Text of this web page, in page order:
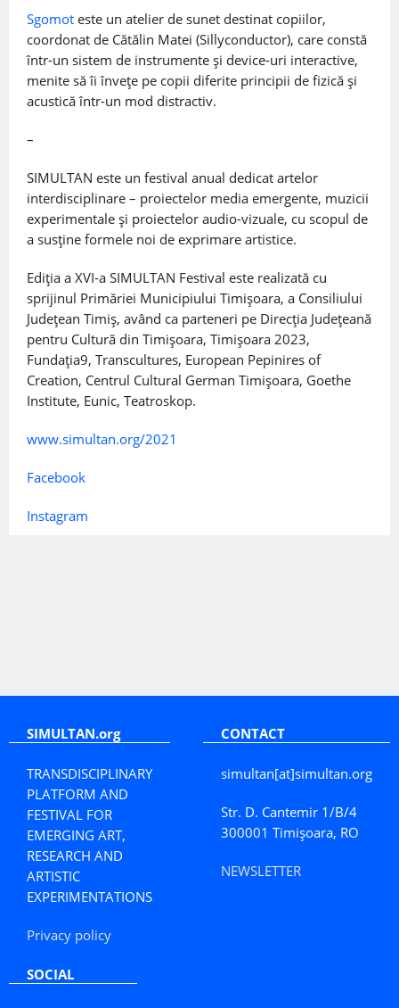
Sgomot este un atelier de sunet destinat copiilor,
coordonat de Cătălin Matei (Sillyconductor), care constă
într-un sistem de instrumente și device-uri interactive,
menite să îi învețe pe copii diferite principii de fizică și
acustică într-un mod distractiv.
–
SIMULTAN este un festival anual dedicat artelor
interdisciplinare – proiectelor media emergente, muzicii
experimentale și proiectelor audio-vizuale, cu scopul de
a susține formele noi de exprimare artistice.
Ediția a XVI-a SIMULTAN Festival este realizată cu
sprijinul Primăriei Municipiului Timișoara, a Consiliului
Județean Timiș, având ca parteneri pe Direcția Județeană
pentru Cultură din Timișoara, Timișoara 2023,
Fundația9, Transcultures, European Pepinires of
Creation, Centrul Cultural German Timișoara, Goethe
Institute, Eunic, Teatroskop.
www.simultan.org/2021
Facebook
Instagram
SIMULTAN.org
TRANSDISCIPLINARY
PLATFORM AND
FESTIVAL FOR
EMERGING ART,
RESEARCH AND
ARTISTIC
EXPERIMENTATIONS
Privacy policy
CONTACT
simultan[at]simultan.org
Str. D. Cantemir 1/B/4
300001 Timișoara, RO
NEWSLETTER
SOCIAL